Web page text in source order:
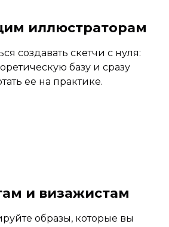
иллюстраторам
создавать скетчи с нуля:
базу и сразу
ее на практике.
и визажистам
образы, которые вы